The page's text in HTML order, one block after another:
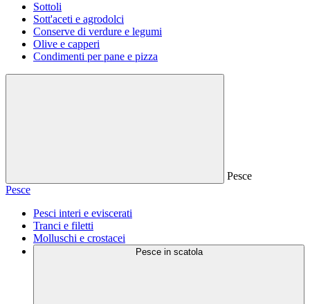
Sottoli
Sott'aceti e agrodolci
Conserve di verdure e legumi
Olive e capperi
Condimenti per pane e pizza
Pesce
Pesce
Pesci interi e eviscerati
Tranci e filetti
Molluschi e crostacei
Pesce in scatola